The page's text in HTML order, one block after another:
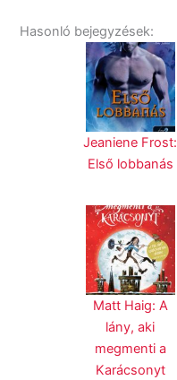
Hasonló bejegyzések:
Jeaniene Frost:
Első lobbanás
Matt Haig: A
lány, aki
megmenti a
Karácsonyt